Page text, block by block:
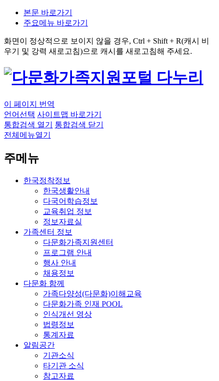
본문 바로가기
주요메뉴 바로가기
화면이 정상적으로 보이지 않을 경우, Ctrl + Shift + R(캐시 비
우기 및 강력 새로고침)으로 캐시를 새로고침해 주세요.
이 페이지 번역
언어선택 사이트맵 바로가기
통합검색 열기
통합검색 닫기
전체메뉴열기
주메뉴
한국정착정보
한국생활안내
다국어학습정보
교육취업 정보
정보자료실
가족센터 정보
다문화가족지원센터
프로그램 안내
행사 안내
채용정보
다문화 함께
가족다양성(다문화)이해교육
다문화가족 인재 POOL
인식개선 영상
법령정보
통계자료
알림공간
기관소식
타기관 소식
참고자료